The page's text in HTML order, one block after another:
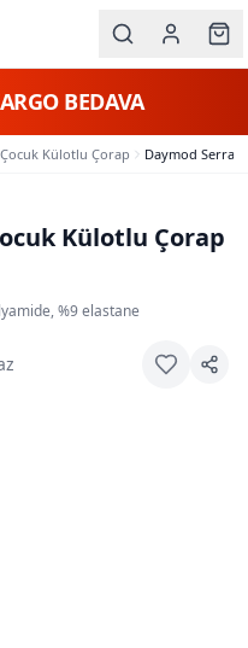
BEDAVA
Çocuk Külotlu Çorap Daymod Serra
Külotlu Çorap
%9 elastane